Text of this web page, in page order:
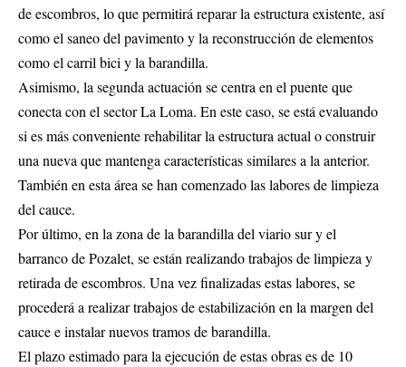
de escombros, lo que permitirá reparar la estructura existente, así
como el saneo del pavimento y la reconstrucción de elementos
como el carril bici y la barandilla.
Asimismo, la segunda actuación se centra en el puente que
conecta con el sector La Loma. En este caso, se está evaluando
si es más conveniente rehabilitar la estructura actual o construir
una nueva que mantenga características similares a la anterior.
También en esta área se han comenzado las labores de limpieza
del cauce.
Por último, en la zona de la barandilla del viario sur y el
barranco de Pozalet, se están realizando trabajos de limpieza y
retirada de escombros. Una vez finalizadas estas labores, se
procederá a realizar trabajos de estabilización en la margen del
cauce e instalar nuevos tramos de barandilla.
El plazo estimado para la ejecución de estas obras es de 10